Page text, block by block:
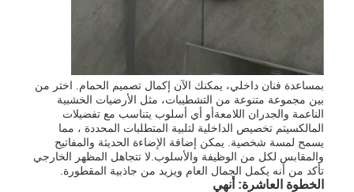
بمساعدة فنان داخلي، يمكنك الآن إكمال تصميم الحمام. اختر من
بين مجموعة متنوعة من التشطيبات، مثل الأرضيات الخشبية
الناعمة والجدران اللامعةأو أي أسلوب يتناسب مع تفضيلات
المالكسيتم تخصيص الداخلية لتلبية المتطلبات المحددة ، مما
يسمح لمسة شخصية. يمكن إضافة الإضاءة الحديثة والمفاتيح
والمقابس لكل من الوظيفة والأسلوب.لا تتجاهل المظهر الخارجي
تأكد من أنه يكمل الجمال العام ويزيد من جاذبية المقطورة.
الخطوة العاشرة: أنهي